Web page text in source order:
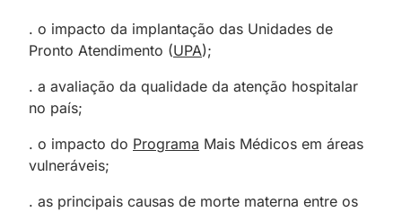
. o impacto da implantação das Unidades de
Pronto Atendimento (UPA);
. a avaliação da qualidade da atenção hospitalar
no país;
. o impacto do Programa Mais Médicos em áreas
vulneráveis;
. as principais causas de morte materna entre os